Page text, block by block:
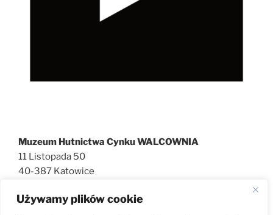
Używamy plików cookie
Muzeum Hutnictwa Cynku WALCOWNIA
11 Listopada 50
40-387 Katowice
walcownia@muzeatechniki.pl